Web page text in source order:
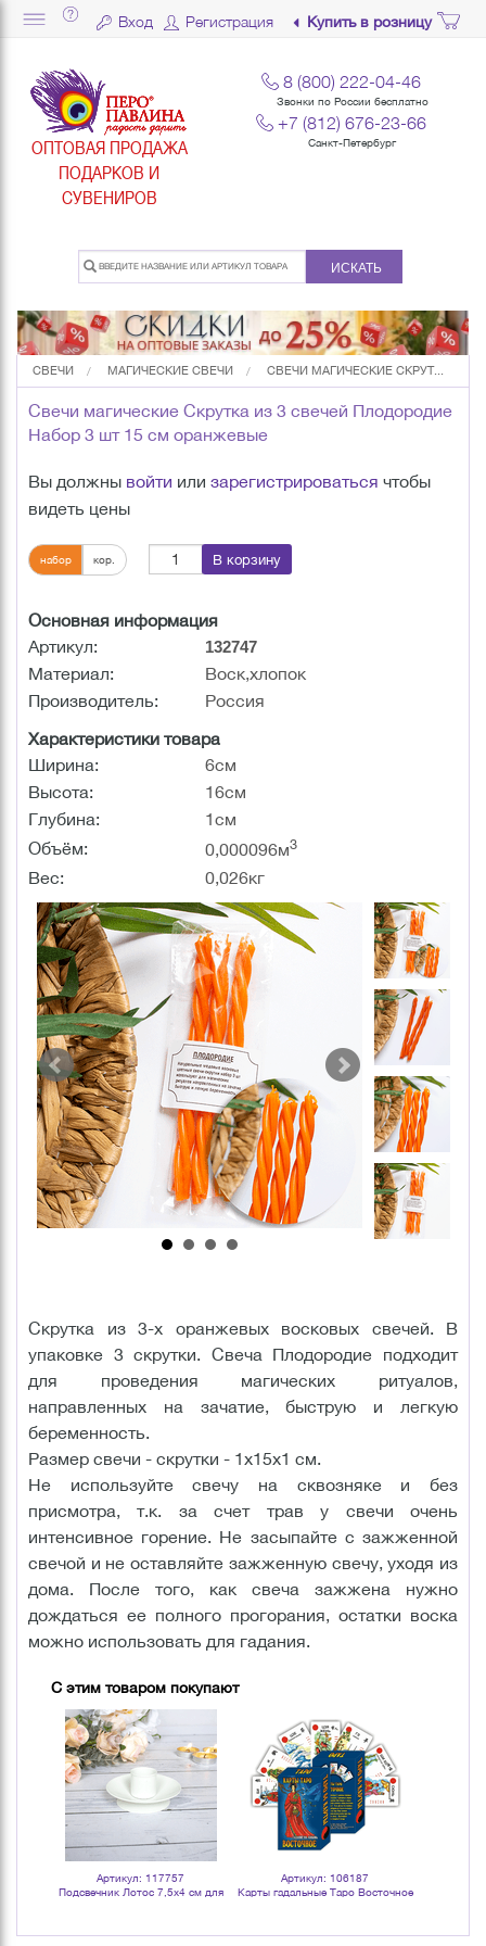
Вход Регистрация Купить в розницу
ОПТОВАЯ ПРОДАЖА
ПОДАРКОВ И
СУВЕНИРОВ
8 (800) 222-04-46
Звонки по России бесплатно
+7 (812) 676-23-66
Санкт-Петербург
ИСКАТЬ
СВЕЧИ МАГИЧЕСКИЕ СВЕЧИ СВЕЧИ МАГИЧЕСКИЕ СКРУТ...
Свечи магические Скрутка из 3 свечей Плодородие
Набор 3 шт 15 см оранжевые
Вы должны войти или зарегистрироваться чтобы
видеть цены
набор кор. В корзину
Основная информация
Артикул:
132747
Материал:
Воск,хлопок
Производитель:
Россия
Характеристики товара
Ширина:
6см
Высота:
16см
Глубина:
1см
Объём:
0,000096м3
Вес: 0,026кг
Скрутка из 3-х оранжевых восковых свечей. В
упаковке 3 скрутки. Свеча Плодородие подходит
для проведения магических ритуалов,
направленных на зачатие, быструю и легкую
беременность.
Размер свечи - скрутки - 1х15х1 см.
Не используйте свечу на сквозняке и без
присмотра, т.к. за счет трав у свечи очень
интенсивное горение. Не засыпайте с зажженной
свечой и не оставляйте зажженную свечу, уходя из
дома. После того, как свеча зажжена нужно
дождаться ее полного прогорания, остатки воска
можно использовать для гадания.
С этим товаром покупают
Артикул: 117757
Подсвечник Лотос 7,5х4 см для
Артикул: 106187
Карты гадальные Таро Восточное